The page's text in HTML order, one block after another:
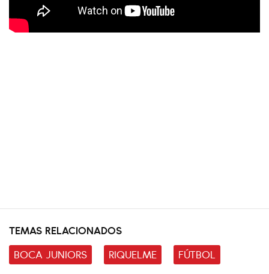
TEMAS RELACIONADOS
BOCA JUNIORS
RIQUELME FÚTBOL